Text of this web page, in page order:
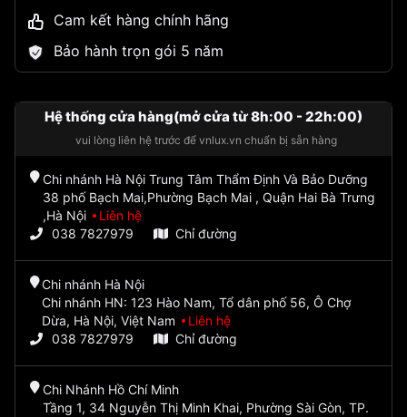
Cam kết hàng chính hãng
Bảo hành trọn gói 5 năm
Hệ thống cửa hàng(mở cửa từ 8h:00 - 22h:00)
vui lòng liên hệ trước để vnlux.vn chuẩn bị sẵn hàng
Chi nhánh Hà Nội Trung Tâm Thẩm Định Và Bảo Dưỡng
38 phố Bạch Mai,Phường Bạch Mai , Quận Hai Bà Trưng
,Hà Nội
Liên hệ
038 7827979
Chỉ đường
Chi nhánh Hà Nội
Chi nhánh HN: 123 Hào Nam, Tổ dân phố 56, Ô Chợ
Dừa, Hà Nội, Việt Nam
Liên hệ
038 7827979
Chỉ đường
Chi Nhánh Hồ Chí Minh
Tầng 1, 34 Nguyễn Thị Minh Khai, Phường Sài Gòn, TP.